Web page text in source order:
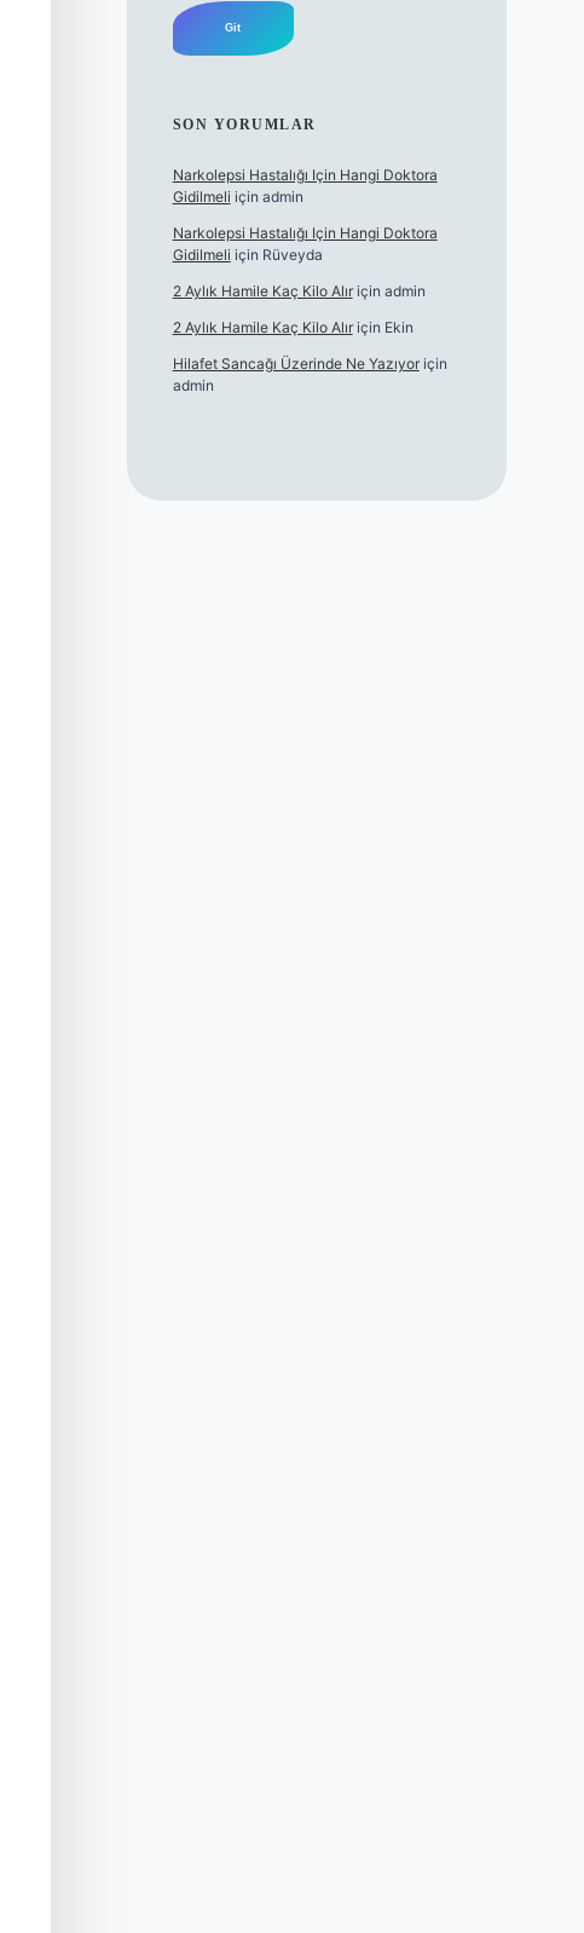
SON YORUMLAR
Narkolepsi Hastalığı Için Hangi Doktora
Gidilmeli için admin
Narkolepsi Hastalığı Için Hangi Doktora
Gidilmeli için Rüveyda
2 Aylık Hamile Kaç Kilo Alıriçin admin
2 Aylık Hamile Kaç Kilo Alıriçin Ekin
Hilafet Sancağı Üzerinde Ne Yazıyoriçin
admin